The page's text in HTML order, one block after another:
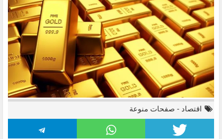
اقتصاد - صفحات منوعة